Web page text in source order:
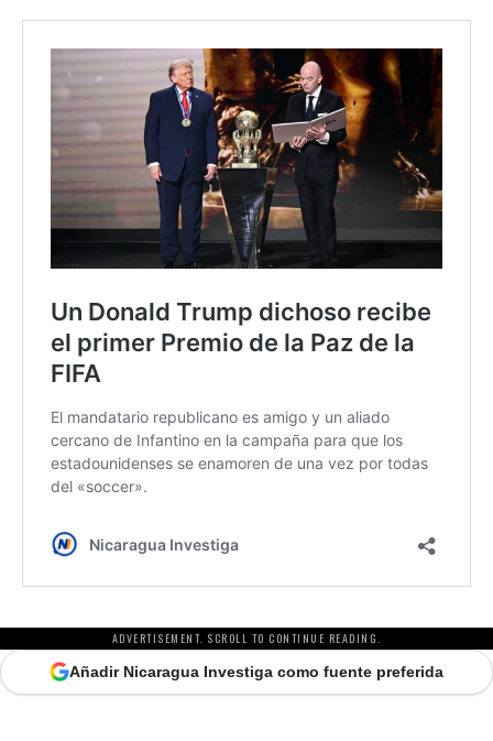
ADVERTISEMENT. SCROLL TO CONTINUE READING.
Añadir Nicaragua Investiga como fuente preferida